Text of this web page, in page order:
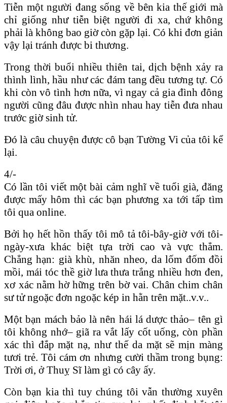
Tiễn một người đang sống về bên kia thế giới mà
chỉ giống như tiễn biệt người đi xa, chứ không
phải là không bao giờ còn gặp lại. Có khi đơn giản
vậy lại tránh được bi thương.
Trong thời buổi nhiều thiên tai, dịch bệnh xảy ra
thình lình, hầu như các đám tang đều tương tự. Có
khi còn vô tình hơn nữa, vì ngay cả gia đình đông
người cũng đâu được nhìn nhau hay tiễn đưa nhau
trước giờ sinh tử.
Đó là câu chuyện được cô bạn Tường Vi của tôi kể
lại.
4/-
Có lần tôi viết một bài cảm nghĩ về tuổi già, đăng
được mấy hôm thì các bạn phương xa tới tấp tìm
tôi qua online.
Bởi họ hết hồn thấy tôi mô tả tôi-bây-giờ với tôi-
ngày-xưa khác biệt tựa trời cao và vực thẳm.
Chẳng hạn: già khù, nhăn nheo, da lốm đốm đồi
mồi, mái tóc thề giờ lưa thưa trắng nhiều hơn đen,
xơ xác nằm hờ hững trên bờ vai. Chân chim chân
sư tử ngoặc đơn ngoặc kép in hằn trên mặt..v.v..
Một bạn mách bảo là nên hái lá dược thảo– tên gì
tôi không nhớ– giã ra vắt lấy cốt uống, còn phần
xác thì đắp mặt nạ, như thế da mặt sẽ mịn màng
tươi trẻ. Tôi cám ơn nhưng cười thầm trong bụng:
Trời ơi, ở Thuỵ Sĩ làm gì có cây ấy.
Còn bạn kia thì tuy chúng tôi vẫn thường xuyên